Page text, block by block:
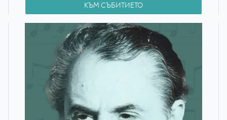
КЪМ СЪБИТИЕТО